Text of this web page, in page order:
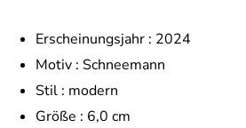
Erscheinungsjahr : 2024
Motiv : Schneemann
Stil : modern
Größe : 6,0 cm